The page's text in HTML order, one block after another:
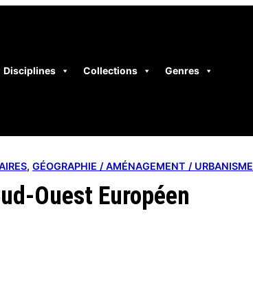
Disciplines Collections Genres
, GÉOGRAPHIE / AMÉNAGEMENT / URBANISME
Ouest Européen